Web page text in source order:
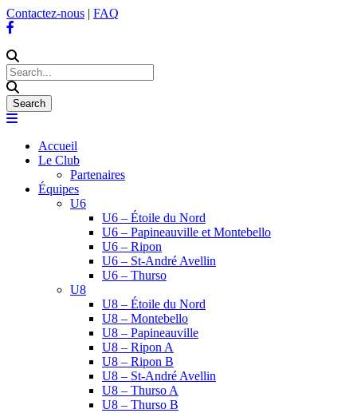
Contactez-nous | FAQ
Accueil
Le Club
Partenaires
Équipes
U6
U6 – Étoile du Nord
U6 – Papineauville et Montebello
U6 – Ripon
U6 – St-André Avellin
U6 – Thurso
U8
U8 – Étoile du Nord
U8 – Montebello
U8 – Papineauville
U8 – Ripon A
U8 – Ripon B
U8 – St-André Avellin
U8 – Thurso A
U8 – Thurso B